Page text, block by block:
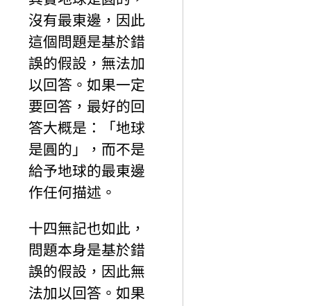
沒有最東邊，因此
這個問題是基於錯
誤的假設，無法加
以回答。如果一定
要回答，最好的回
答大概是：「地球
是圓的」，而不是
給予地球的最東邊
作任何描述。
十四無記也如此，
問題本身是基於錯
誤的假設，因此無
法加以回答。如果